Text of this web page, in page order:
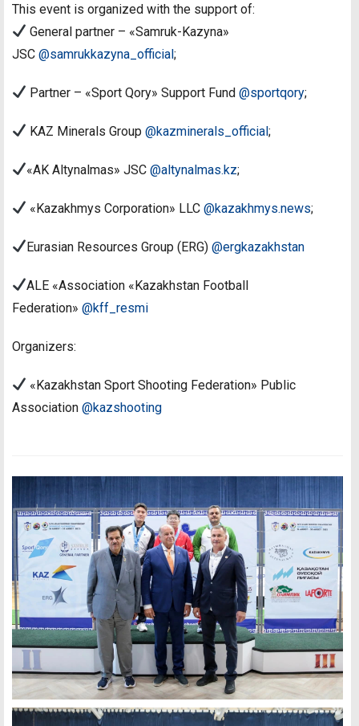
This event is organized with the support of:
General partner – «Samruk-Kazyna»
JSC @samrukkazyna_official;
Partner – «Sport Qory» Support Fund@sportqory;
KAZ Minerals Group@kazminerals_official;
«AK Altynalmas» JSC@altynalmas.kz;
«Kazakhmys Corporation» LLC@kazakhmys.news;
Eurasian Resources Group (ERG)@ergkazakhstan
ALE «Association «Kazakhstan Football
Federation» @kff_resmi
Organizers:
«Kazakhstan Sport Shooting Federation» Public
Association @kazshooting